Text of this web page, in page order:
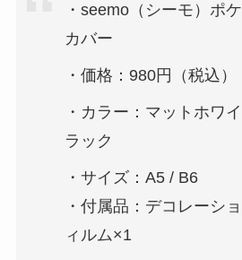
・seemo（シーモ）ポ
カバー
・価格：980円（税込）
・カラー：マットホワ
ラック
・サイズ：A5 / B6
・付属品：デコレーシ
ィルム×1